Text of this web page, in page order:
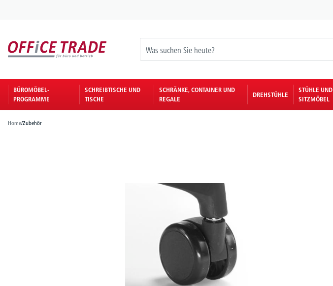
BÜROMÖBEL-
PROGRAMME
SCHREIBTISCHE UND
TISCHE
SCHRÄNKE, CONTAINER UND
REGALE
DREHSTÜHLE
STÜHLE UND
SITZMÖBEL
Home/Zubehör